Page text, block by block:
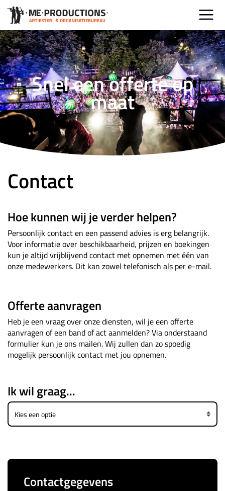
Snel een offerte op
maat
Contact
Hoe kunnen wij je verder helpen?
Persoonlijk contact en een passend advies is erg belangrijk.
Voor informatie over beschikbaarheid, prijzen en boekingen
kun je altijd vrijblijvend contact met opnemen met één van
onze medewerkers. Dit kan zowel telefonisch als per e-mail.
Offerte aanvragen
Heb je een vraag over onze diensten, wil je een offerte
aanvragen of een band of act aanmelden? Via onderstaand
formulier kun je ons mailen. Wij zullen dan zo spoedig
mogelijk persoonlijk contact met jou opnemen.
Ik wil graag...
Contactgegevens